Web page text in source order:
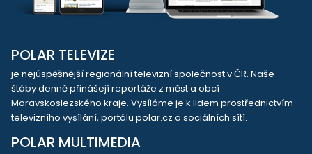
POLAR TELEVIZE
je nejúspěšnější regionální televizní společnost v ČR. Naše
štáby denně přinášejí reportáže z měst a obcí
Moravskoslezského kraje. Vysíláme je k lidem prostřednictvím
televizního vysílání, portálu polar.cz a sociálních sítí.
POLAR MULTIMEDIA